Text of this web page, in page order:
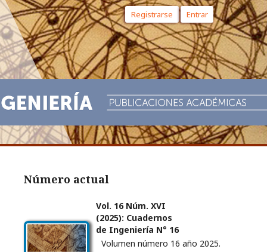
Registrarse Entrar
Número actual
Vol. 16 Núm. XVI
(2025): Cuadernos
de Ingeniería N° 16
Volumen número 16 año 2025.